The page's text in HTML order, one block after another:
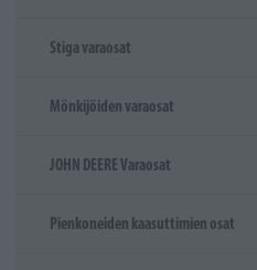
Stiga varaosat
Mönkijöiden varaosat
JOHN DEERE Varaosat
Pienkoneiden kaasuttimien osat